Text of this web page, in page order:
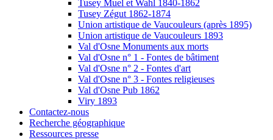
Tusey Muel et Wahl 1840-1862
Tusey Zégut 1862-1874
Union artistique de Vaucouleurs (après 1895)
Union artistique de Vaucouleurs 1893
Val d'Osne Monuments aux morts
Val d'Osne n° 1 - Fontes de bâtiment
Val d'Osne n° 2 - Fontes d'art
Val d'Osne n° 3 - Fontes religieuses
Val d'Osne Pub 1862
Viry 1893
Contactez-nous
Recherche géographique
Ressources presse